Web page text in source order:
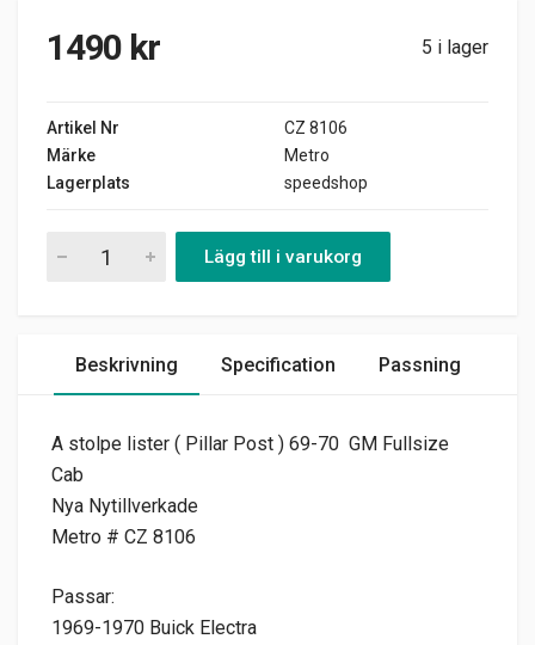
1490 kr 5 i lager
Artikel Nr
CZ 8106
Märke
Metro
Lagerplats
speedshop
Lägg till i varukorg
Beskrivning Specification Passning
A stolpe lister ( Pillar Post ) 69-70 GM Fullsize
Cab
Nya Nytillverkade
Metro # CZ 8106
Passar:
1969-1970 Buick Electra